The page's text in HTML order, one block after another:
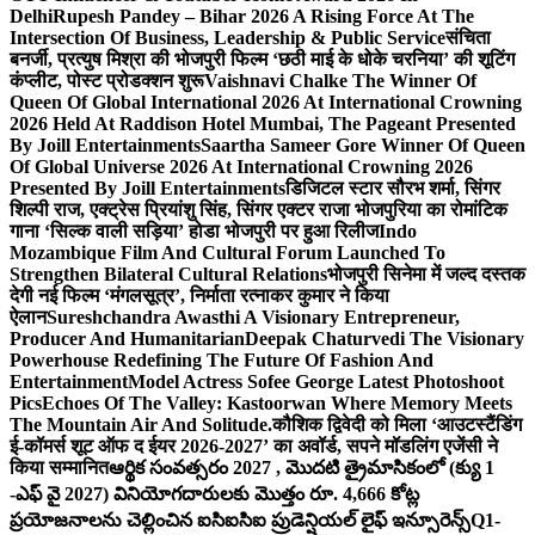
DelhiRupesh Pandey – Bihar 2026 A Rising Force At The
Intersection Of Business, Leadership & Public Serviceसंचिता
बनर्जी, प्रत्युष मिश्रा की भोजपुरी फिल्म ‘छठी माई के धोके चरनिया’ की शूटिंग
कंप्लीट, पोस्ट प्रोडक्शन शुरूVaishnavi Chalke The Winner Of
Queen Of Global International 2026 At International Crowning
2026 Held At Raddison Hotel Mumbai, The Pageant Presented
By Joill EntertainmentsSaartha Sameer Gore Winner Of Queen
Of Global Universe 2026 At International Crowning 2026
Presented By Joill Entertainmentsडिजिटल स्टार सौरभ शर्मा, सिंगर
शिल्पी राज, एक्ट्रेस प्रियांशु सिंह, सिंगर एक्टर राजा भोजपुरिया का रोमांटिक
गाना ‘सिल्क वाली सड़िया’ होडा भोजपुरी पर हुआ रिलीजIndo
Mozambique Film And Cultural Forum Launched To
Strengthen Bilateral Cultural Relationsभोजपुरी सिनेमा में जल्द दस्तक
देगी नई फिल्म ‘मंगलसूत्र’, निर्माता रत्नाकर कुमार ने किया
ऐलानSureshchandra Awasthi A Visionary Entrepreneur,
Producer And HumanitarianDeepak Chaturvedi The Visionary
Powerhouse Redefining The Future Of Fashion And
EntertainmentModel Actress Sofee George Latest Photoshoot
PicsEchoes Of The Valley: Kastoorwan Where Memory Meets
The Mountain Air And Solitude.कौशिक द्विवेदी को मिला ‘आउटस्टैंडिंग
ई-कॉमर्स शूट ऑफ द ईयर 2026-2027’ का अवॉर्ड, सपने मॉडलिंग एजेंसी ने
किया सम्मानितఆర్థిక సంవత్సరం 2027 , మొదటి త్రైమాసికంలో (క్యు 1
-ఎఫ్ వై 2027) వినియోగదారులకు మొత్తం రూ. 4,666 కోట్ల
ప్రయోజనాలను చెల్లించిన ఐసిఐసిఐ ప్రుడెన్షియల్ లైఫ్ ఇన్సూరెన్స్Q1-